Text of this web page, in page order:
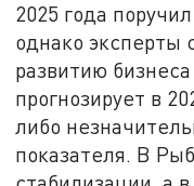
2025 года
однако эксперты
развитию
прогнозирует в
либо
показателя. В